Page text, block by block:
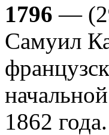
1796 —
Самуил
1862 года.